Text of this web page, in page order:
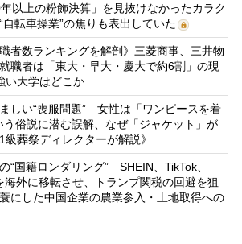
以上の粉飾決算」を見抜けなかったカラク
転車操業”の焦りも表出していた
者数ランキングを解剖》三菱商事、三井物
職者は「東大・早大・慶大で約6割」の現
大学はどこか
しい“喪服問題” 女性は「ワンピースを着
俗説に潜む誤解、なぜ「ジャケット」が
葬祭ディレクターが解説》
“国籍ロンダリング” SHEIN、TikTok、
外に移転させ、トランプ関税の回避を狙
にした中国企業の農業参入・土地取得への